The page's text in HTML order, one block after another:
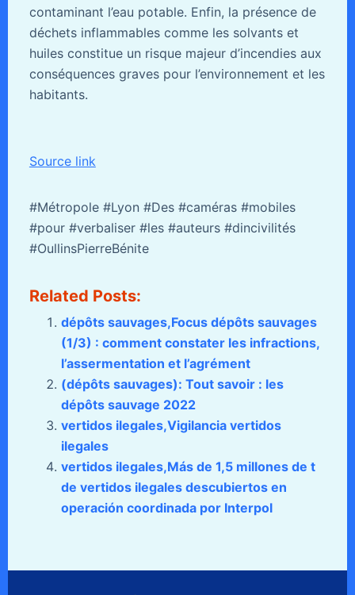
contaminant l’eau potable. Enfin, la présence de
déchets inflammables comme les solvants et
huiles constitue un risque majeur d’incendies aux
conséquences graves pour l’environnement et les
habitants.
Source link
#Métropole #Lyon #Des #caméras #mobiles
#pour #verbaliser #les #auteurs #dincivilités
#OullinsPierreBénite
Related Posts:
dépôts sauvages,Focus dépôts sauvages
(1/3) : comment constater les infractions,
l’assermentation et l’agrément
(dépôts sauvages): Tout savoir : les
dépôts sauvage 2022
vertidos ilegales,Vigilancia vertidos
ilegales
vertidos ilegales,Más de 1,5 millones de t
de vertidos ilegales descubiertos en
operación coordinada por Interpol